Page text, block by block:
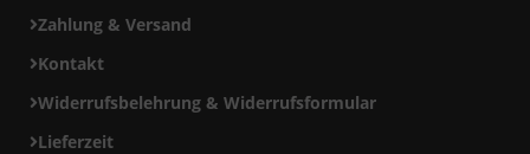
Zahlung & Versand
Kontakt
Widerrufsbelehrung & Widerrufsformular
Lieferzeit